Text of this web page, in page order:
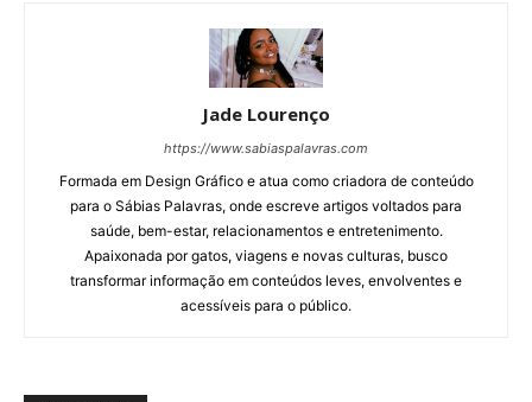
Jade Lourenço
https://www.sabiaspalavras.com
Formada em Design Gráfico e atua como criadora de conteúdo
para o Sábias Palavras, onde escreve artigos voltados para
saúde, bem-estar, relacionamentos e entretenimento.
Apaixonada por gatos, viagens e novas culturas, busco
transformar informação em conteúdos leves, envolventes e
acessíveis para o público.